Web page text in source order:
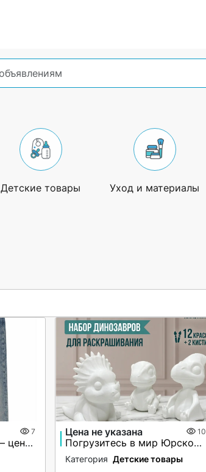
Детские товары Уход и материалы
7
Стильный гардероб — цены ниже рынка
Цена не указана 10
Погрузитесь в мир Юрского периода артикул 1279739166
Категория Детские товары